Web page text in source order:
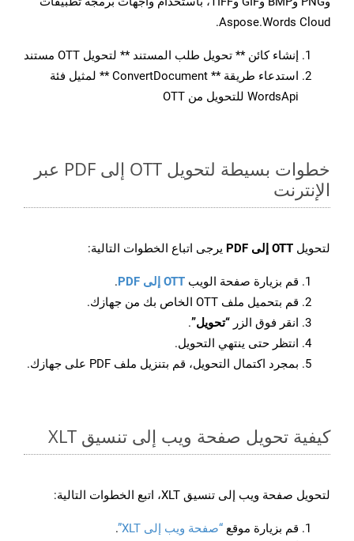
Aspose.Words Cloud.
إنشاء كائن ** تحويل طلب المستند ** لتحويل OTT مستند
استدعاء طريقة ** ConvertDocument ** لمثيل فئة
WordsApi للتحويل من OTT
خطوات بسيطة لتحويل OTT إلى PDF عبر
الإنترنت
لتحويل OTT إلى PDF يرجى اتباع الخطوات التالية:
قم بزيارة صفحة الويب OTT إلى PDF
.
قم بتحميل ملف OTT الخاص بك من جهازك.
انقر فوق الزر “تحويل”.
انتظر حتى ينتهي التحويل.
بمجرد اكتمال التحويل، قم بتنزيل ملف PDF على جهازك.
كيفية تحويل صفحة ويب إلى تنسيق XLT
لتحويل صفحة ويب إلى تنسيق XLT، اتبع الخطوات التالية:
قم بزيارة موقع “صفحة ويب إلى XLT”
.